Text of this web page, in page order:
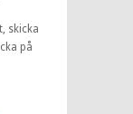
skicka
på